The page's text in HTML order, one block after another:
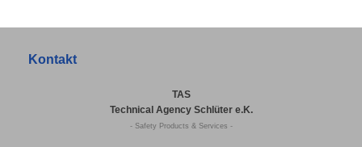
Kontakt
TAS
Technical Agency Schlüter e.K.
- Safety Products & Services -